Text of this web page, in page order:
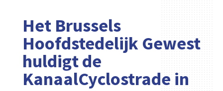
Het Brussels
Hoofdstedelijk Gewest
huldigt de
KanaalCyclostrade in